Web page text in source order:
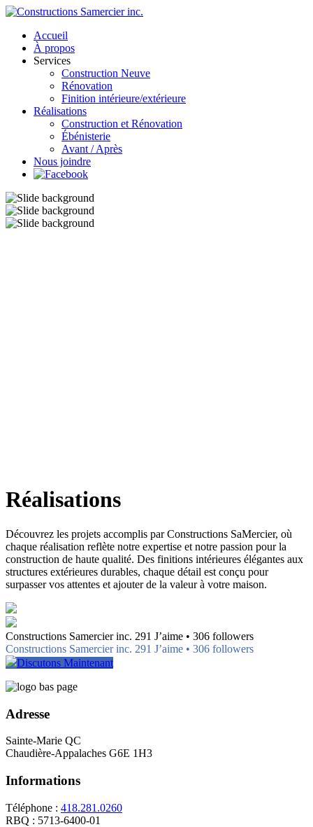
Accueil
À propos
Services
Construction Neuve
Rénovation
Finition intérieure/extérieure
Réalisations
Construction et Rénovation
Ébénisterie
Avant / Après
Nous joindre
Réalisations
Découvrez les projets accomplis par Constructions SaMercier, où
chaque réalisation reflète notre expertise et notre passion pour la
construction de haute qualité. Des finitions intérieures élégantes aux
structures extérieures durables, chaque détail est conçu pour
surpasser vos attentes et ajouter de la valeur à votre maison.
Constructions Samercier inc. 291 J’aime • 306 followers
Constructions Samercier inc. 291 J’aime • 306 followers
Discutons Maintenant
Adresse
Sainte-Marie QC
Chaudière-Appalaches G6E 1H3
Informations
Téléphone : 418.281.0260
RBQ : 5713-6400-01